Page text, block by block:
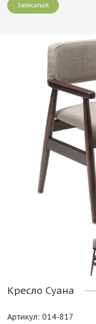
Кресло Суана
Артикул: 014-817